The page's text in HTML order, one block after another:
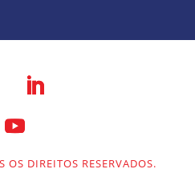
DIREITOS RESERVADOS.